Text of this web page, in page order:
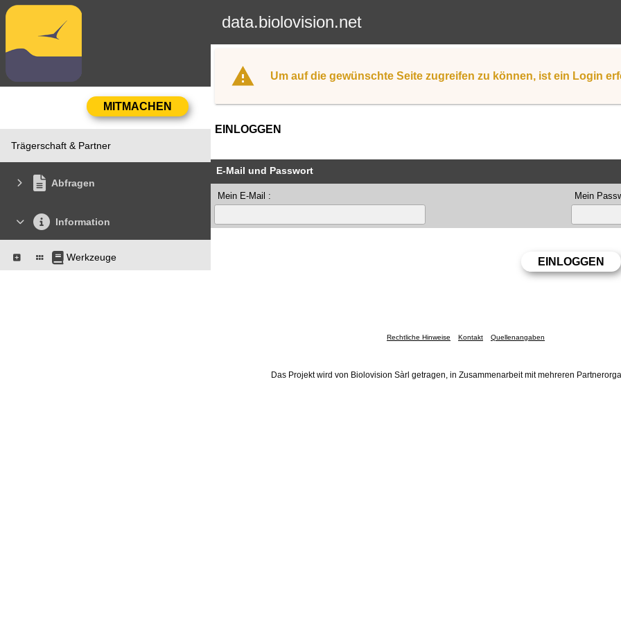
data.biolovision.net
Trägerschaft & Partner
Abfragen
Information
Werkzeuge
Um auf die gewünschte Seite zugreifen zu können, ist ein Login
EINLOGGEN
E-Mail und Passwort
Mein E-Mail : Mein
Rechtliche Hinweise Kontakt Quellenangaben
Das Projekt wird von Biolovision Sàrl getragen, in Zusammenarbeit mit mehreren